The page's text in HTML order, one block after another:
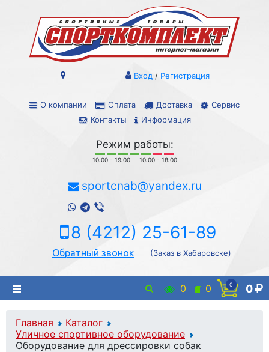
О компании Оплата Доставка
Сервис
Контакты
Информация
Вход / Регистрация
Режим работы:
10:00 - 19:00 10:00 - 18:00
sportcnab@yandex.ru
8 (4212) 25-61-89
Обратный звонок (Заказ в Хабаровске)
0 0 0 0
Главная
Каталог
Уличное спортивное оборудование
Оборудование для дрессировки собак